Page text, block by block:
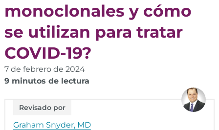
monoclonales y cómo
se utilizan para tratar
COVID-19?
7 de febrero de 2024
9 minutos de lectura
Revisado por
Graham Snyder, MD